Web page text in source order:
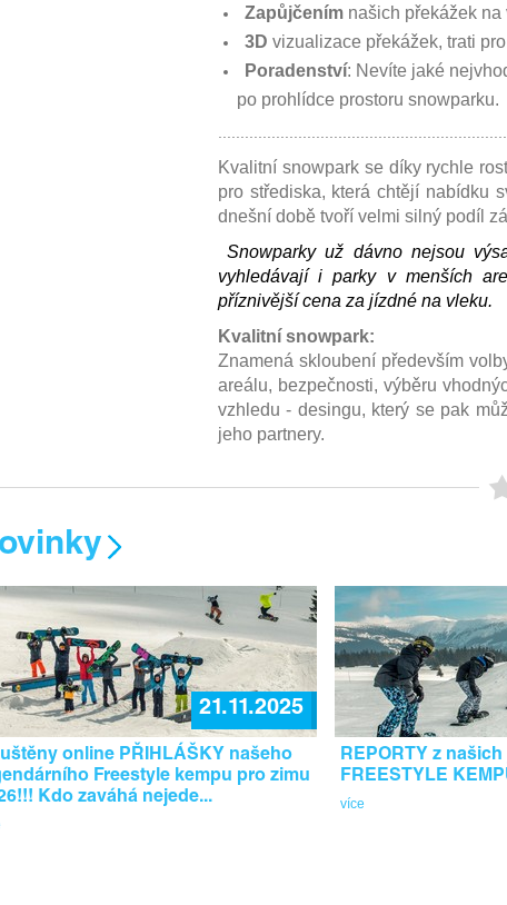
Zapůjčením našich překážek
3D vizualizace překážek, trati
Poradenství: Nevíte jaké
po prohlídce prostoru snowparku.
Kvalitní snowpark se díky rychle
pro střediska, která chtějí nabídku
dnešní době tvoří velmi silný podíl
Snowparky už dávno nejsou
vyhledávají i parky v menších
příznivější cena za jízdné na vleku.
Kvalitní snowpark:
Znamená skloubení především
areálu, bezpečnosti, výběru
vzhledu - desingu, který se pak
jeho partnery.
21.11.2025
online PŘIHLÁŠKY našeho
Freestyle kempu pro zimu
Kdo zaváhá nejede...
REPORTY z
FREESTYLE
více